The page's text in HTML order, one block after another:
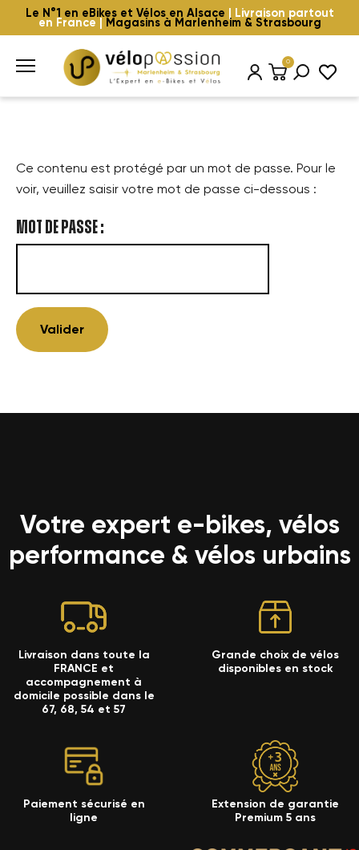
Le N°1 en eBikes et Vélos en Alsace | Livraison partout
en France | Magasins à Marlenheim & Strasbourg
0
Ce contenu est protégé par un mot de passe. Pour le
voir, veuillez saisir votre mot de passe ci-dessous :
Mot de passe :
Votre expert e-bikes, vélos
performance & vélos urbains
Livraison dans toute la
FRANCE et
accompagnement à
domicile possible dans le
67, 68, 54 et 57
Grande choix de vélos
disponibles en stock
Paiement sécurisé en
ligne
Extension de garantie
Premium 5 ans